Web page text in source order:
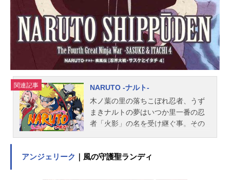
きこ稗田八方斎：飯塚昭三スタッフ
原作：尼子騒兵衛「落第忍者乱太
郎」より監督：河内日出夫シリーズ
構成：浦...
関連記事
NARUTO -ナルト-
木ノ葉の里の落ちこぼれ忍者、うず
まきナルトの夢はいつか里一番の忍
者「火影」の名を受け継ぐ事。その
だが、サスケとサクラという仲間を
アンジェリーク ｜風の守護聖ランディ